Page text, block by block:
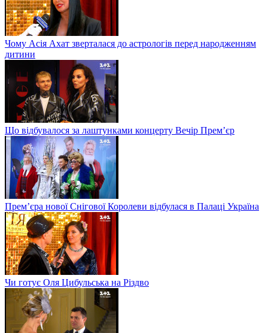
Чому Асія Ахат зверталася до астрологів перед народженням
дитини
Що відбувалося за лаштунками концерту Вечір Прем’єр
Прем’єра нової Снігової Королеви відбулася в Палаці Україна
Чи готує Оля Цибульська на Різдво